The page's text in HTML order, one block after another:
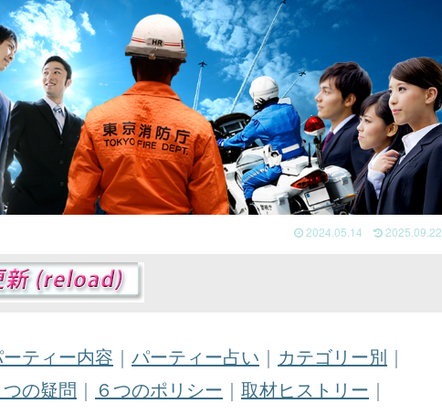
2024.05.14 2025.09.22
ティー内容 ｜ パーティー占い ｜ カテゴリー別 ｜
の疑問 ｜ ６つのポリシー ｜ 取材ヒストリー ｜